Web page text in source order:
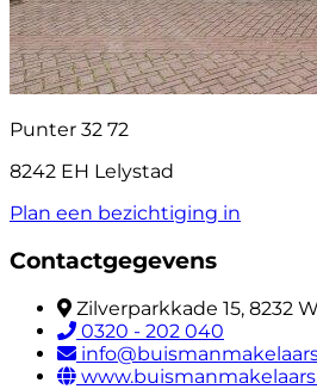
Punter 32 72
8242 EH Lelystad
Plan een bezichtiging in
Contactgegevens
Zilverparkkade 15, 8232
0320 - 202 040